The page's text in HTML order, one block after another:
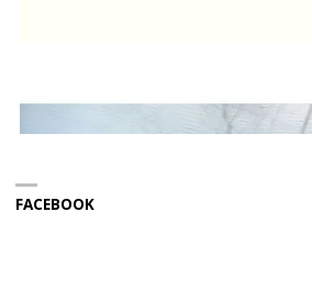
FACEBOOK